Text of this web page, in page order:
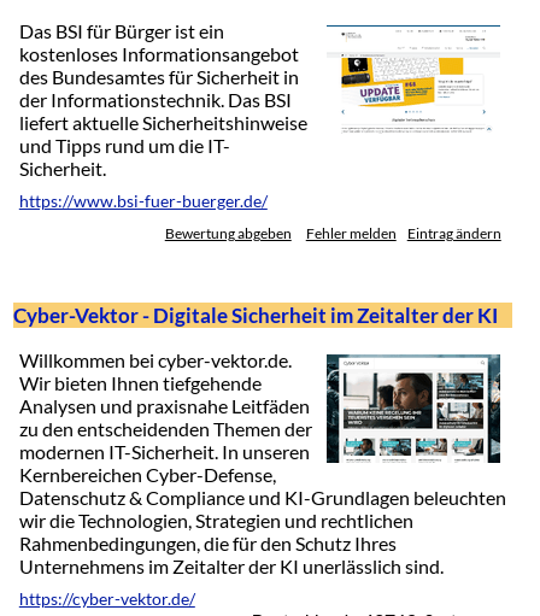
Das BSI für Bürger ist ein
kostenloses Informationsangebot
des Bundesamtes für Sicherheit in
der Informationstechnik. Das BSI
liefert aktuelle Sicherheitshinweise
und Tipps rund um die IT-
Sicherheit.
https://www.bsi-fuer-buerger.de/
Bewertung abgeben Fehler melden Eintrag ändern
Cyber-Vektor - Digitale Sicherheit im Zeitalter der KI
Willkommen bei cyber-vektor.de.
Wir bieten Ihnen tiefgehende
Analysen und praxisnahe Leitfäden
zu den entscheidenden Themen der
modernen IT-Sicherheit. In unseren
Kernbereichen Cyber-Defense,
Datenschutz & Compliance und KI-Grundlagen beleuchten
wir die Technologien, Strategien und rechtlichen
Rahmenbedingungen, die für den Schutz Ihres
Unternehmens im Zeitalter der KI unerlässlich sind.
https://cyber-vektor.de/